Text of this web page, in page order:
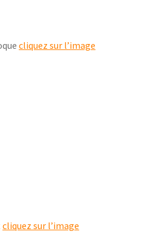
cliquez sur l’image
cliquez sur l’image